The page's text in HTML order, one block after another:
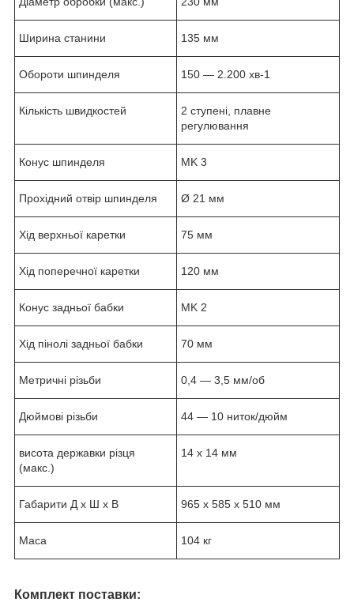
Ширина станини 135 мм
Обороти шпинделя 150 — 2.200 хв-1
Кількість швидкостей
2 ступені, плавне
регулювання
Конус шпинделя MK 3
Прохідний отвір шпинделя Ø 21 мм
Хід верхньої каретки 75 мм
Хід поперечної каретки 120 мм
Конус задньої бабки MK 2
Хід пінолі задньої бабки 70 мм
Метричні різьби 0,4 — 3,5 мм/об
Дюймові різьби 44 — 10 ниток/дюйм
висота державки різця
(макс.)
14 х 14 мм
Габарити Д х Ш х В 965 x 585 x 510 мм
Маса 104 кг
Комплект поставки: